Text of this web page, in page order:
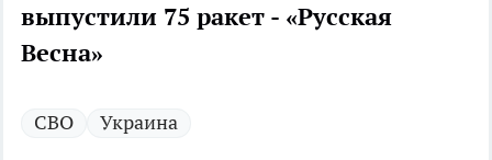
выпустили 75 ракет - «Русская
Весна»
СВО Украина